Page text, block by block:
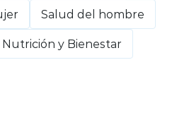
Salud del hombre
Nutrición y Bienestar